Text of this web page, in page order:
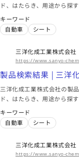
ド、はたらき、用途から探
キーワード
自動車
シート
三洋化成工業株式会社
https://www.sanyo-
製品検索結果 | 三洋
三洋化成工業株式会社の製
ド、はたらき、用途から探
キーワード
自動車
シート
三洋化成工業株式会社
https://www.sanyo-